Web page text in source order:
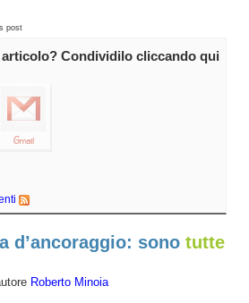
post
Condividilo cliccando qui
d’ancoraggio: sono tutte
Roberto Minoia